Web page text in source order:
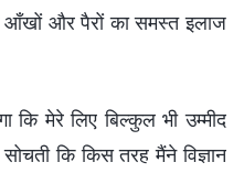
आँखों और पैरों का समस्त इलाज
कि मेरे लिए बिल्कुल भी उम्मीद
कि किस तरह मैंने विज्ञान